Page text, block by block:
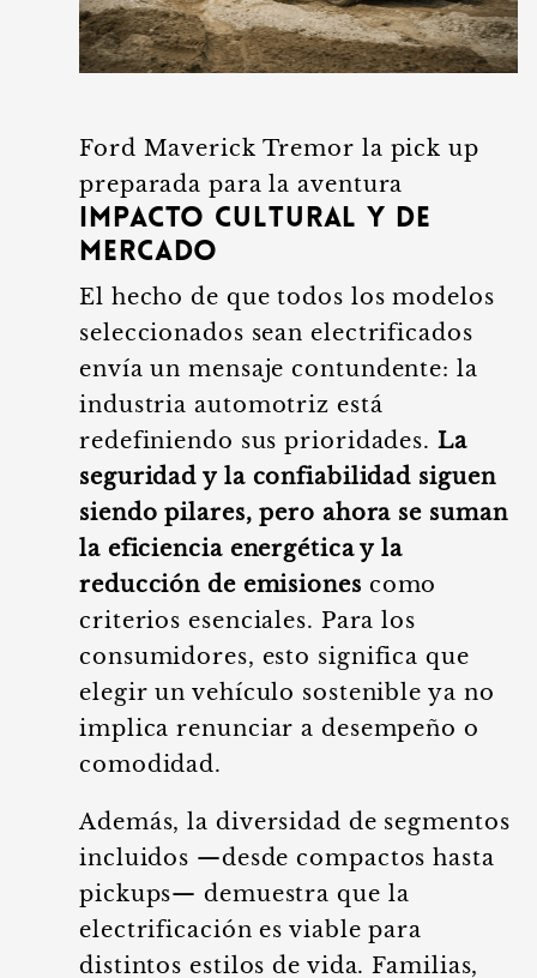
Ford Maverick Tremor la pick up
preparada para la aventura
Impacto cultural y de
mercado
El hecho de que todos los modelos
seleccionados sean electrificados
envía un mensaje contundente: la
industria automotriz está
redefiniendo sus prioridades. La
seguridad y la confiabilidad siguen
siendo pilares, pero ahora se suman
la eficiencia energética y la
reducción de emisiones como
criterios esenciales. Para los
consumidores, esto significa que
elegir un vehículo sostenible ya no
implica renunciar a desempeño o
comodidad.
Además, la diversidad de segmentos
incluidos —desde compactos hasta
pickups— demuestra que la
electrificación es viable para
distintos estilos de vida. Familias,